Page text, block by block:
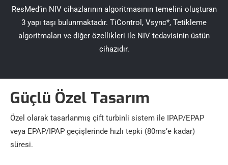
ResMed’in NIV cihazlarının algoritmasının temelini oluşturan
3 yapı taşı bulunmaktadır. TiControl, Vsync*, Tetikleme
algoritmaları ve diğer özellikleri ile NIV tedavisinin üstün
cihazıdır.
Güçlü Özel Tasarım
Özel olarak tasarlanmış çift turbinli sistem ile IPAP/EPAP
veya EPAP/IPAP geçişlerinde hızlı tepki (80ms’e kadar)
süresi.